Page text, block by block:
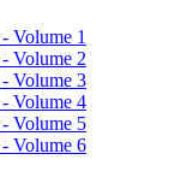
Volume 1
Volume 2
Volume 3
Volume 4
Volume 5
Volume 6